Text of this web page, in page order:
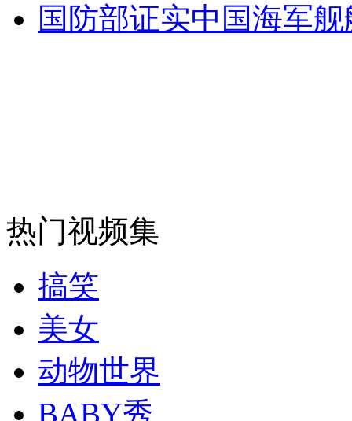
走！跟着总书记去植树
司机酒驾遇交警 急速倒车逃窜
国防部证实中国海军
热门视频集
搞笑
美女
动物世界
BABY秀